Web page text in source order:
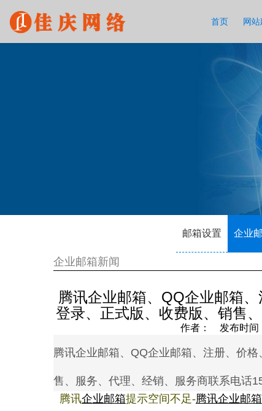
首页 网
邮箱设置 企业
企业邮箱新闻
腾讯企业邮箱、QQ企业邮箱
登录、正式版、收费版、销售
作者： 发布时间
腾讯企业邮箱、QQ企业邮箱、注册、价
售、服务、代理、经销、服务商联系电话
腾讯企业邮箱提示空间不足-腾讯企业邮箱